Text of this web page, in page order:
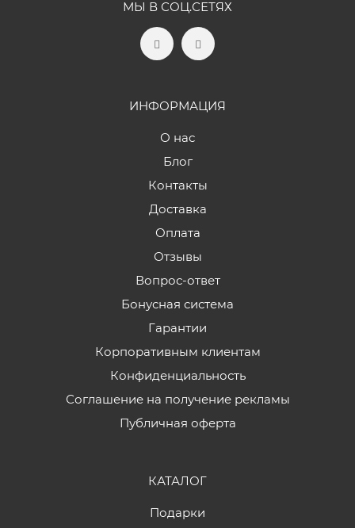
МЫ В СОЦ.СЕТЯХ
ИНФОРМАЦИЯ
О нас
Блог
Контакты
Доставка
Оплата
Отзывы
Вопрос-ответ
Бонусная система
Гарантии
Корпоративным клиентам
Конфиденциальность
Соглашение на получение рекламы
Публичная оферта
КАТАЛОГ
Подарки